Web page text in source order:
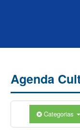
Agenda
Categorias